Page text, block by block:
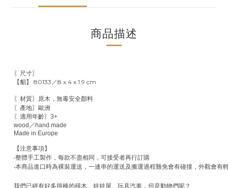
商品描述
〖尺寸〗
【貂】 80133／8 x 4 x 1.9 cm
〖材質〗原木，無毒安全顏料
〖產地〗 歐洲
〖適用年齡〗 3+
wood ／ hand made
Made in Europe
【注意事項】
‧整體手工製作，每款不盡相同，可接受者再行訂購
‧本商品進口時為裸裝運送，一連串的運送及搬運過程難免會有碰撞，外觀會
我們已經有好多很棒的積木、娃娃屋、玩具汽車，但是動物們呢？